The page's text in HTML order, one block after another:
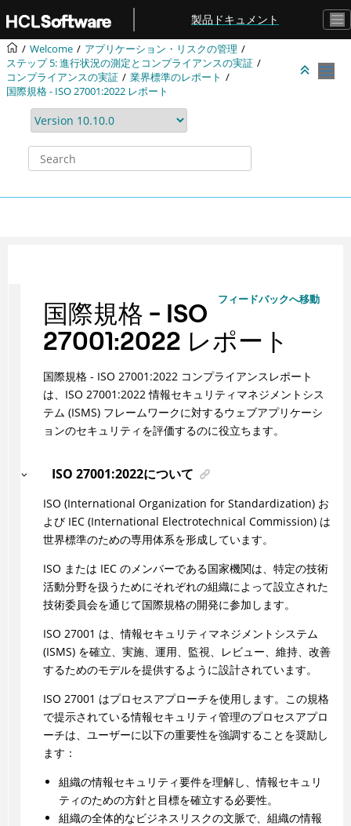
製品ドキュメント
Welcome
アプリケーション・リスクの管理
ステップ 5: 進行状況の測定とコンプライアンスの実証
コンプライアンスの実証
業界標準のレポート
国際規格 - ISO 27001:2022 レポート
フィードバックへ移動
国際規格 - ISO
27001:2022 レポート
国際規格 - ISO 27001:2022 コンプライアンスレポート
は、ISO 27001:2022 情報セキュリティマネジメントシス
テム (ISMS) フレームワークに対するウェブアプリケーシ
ョンのセキュリティを評価するのに役立ちます。
ISO 27001:2022について
ISO (International Organization for Standardization) お
よび IEC (International Electrotechnical Commission) は
世界標準のための専用体系を形成しています。
ISO または IEC のメンバーである国家機関は、特定の技術
活動分野を扱うためにそれぞれの組織によって設立された
技術委員会を通じて国際規格の開発に参加します。
ISO 27001 は、情報セキュリティマネジメントシステム
(ISMS) を確立、実施、運用、監視、レビュー、維持、改善
するためのモデルを提供するように設計されています。
ISO 27001 はプロセスアプローチを使用します。この規格
で提示されている情報セキュリティ管理のプロセスアプロ
ーチは、ユーザーに以下の重要性を強調することを奨励し
ます：
組織の情報セキュリティ要件を理解し、情報セキュリ
ティのための方針と目標を確立する必要性。
組織の全体的なビジネスリスクの文脈で、組織の情報